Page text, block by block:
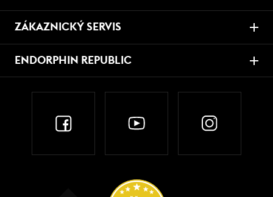
ZÁKAZNICKÝ SERVIS
ENDORPHIN REPUBLIC